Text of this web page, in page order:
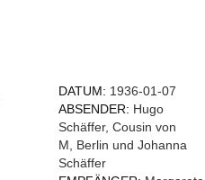
DATUM: 1936-01-07
ABSENDER: Hugo
Schäffer, Cousin von
M, Berlin und Johanna
Schäffer